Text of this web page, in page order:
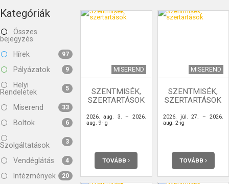
Kategóriák
Összes
bejegyzés
Hírek
97
Pályázatok 9
Helyi
Rendeletek
5
Miserend 33
Boltok 6
Szolgáltatások 3
Vendéglátás 4
Intézmények 20
MISEREND
SZENTMISÉK,
SZERTARTÁSOK
2026. aug. 3. – 2026.
aug. 9-ig
TOVÁBB
MISEREND
SZENTMISÉK,
SZERTARTÁSOK
2026. júl. 27. – 2026.
aug. 2-ig
TOVÁBB